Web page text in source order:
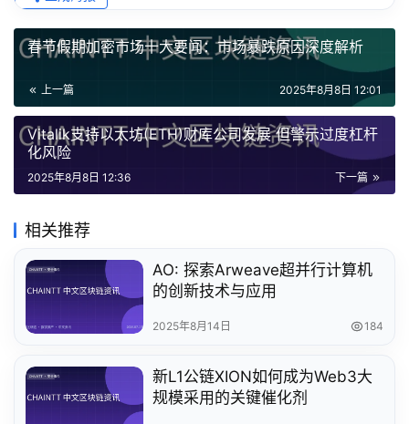
春节假期加密市场十大要闻：市场暴跌原因深度解析
上一篇 2025年8月8日 12:01
Vitalik支持以太坊(ETH)财库公司发展 但警示过度杠杆
化风险
下一篇
2025年8月8日 12:36
相关推荐
AO: 探索Arweave超并行计算机
的创新技术与应用
2025年8月14日 184
新L1公链XION如何成为Web3大
规模采用的关键催化剂